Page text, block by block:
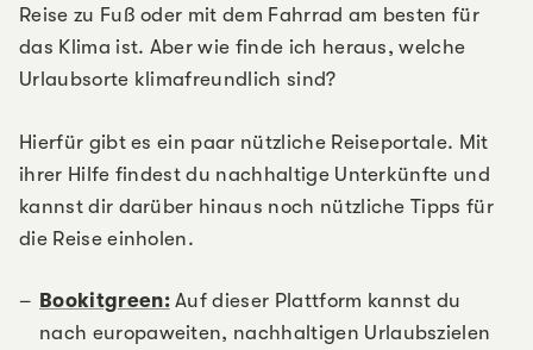
Reise zu Fuß oder mit dem Fahrrad am besten für
das Klima ist. Aber wie finde ich heraus, welche
Urlaubsorte klimafreundlich sind?
Hierfür gibt es ein paar nützliche Reiseportale. Mit
ihrer Hilfe findest du nachhaltige Unterkünfte und
kannst dir darüber hinaus noch nützliche Tipps für
die Reise einholen.
Bookitgreen:Auf dieser Plattform kannst du
nach europaweiten, nachhaltigen Urlaubszielen